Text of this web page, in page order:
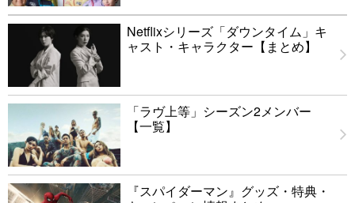
Netflixシリーズ「ダウンタイム」キ
ャスト・キャラクター【まとめ】
「ラヴ上等」シーズン2メンバー
【一覧】
『スパイダーマン』グッズ・特典・